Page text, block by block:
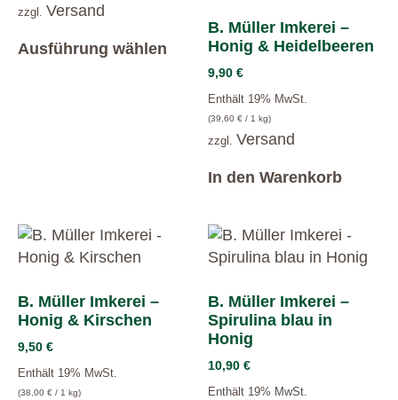
zzgl. Versand
Ausführung wählen
B. Müller Imkerei –
Honig & Heidelbeeren
9,90 €
Enthält 19% MwSt.
(39,60 € / 1 kg)
zzgl. Versand
In den Warenkorb
B. Müller Imkerei –
Honig & Kirschen
9,50 €
Enthält 19% MwSt.
(38,00 € / 1 kg)
B. Müller Imkerei –
Spirulina blau in
Honig
10,90 €
Enthält 19% MwSt.